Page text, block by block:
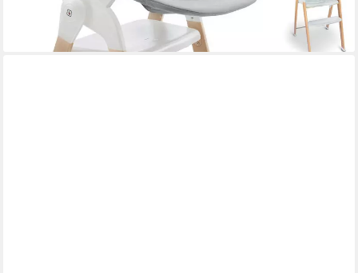
lieferbar - in 3-4 Werktagen bei dir